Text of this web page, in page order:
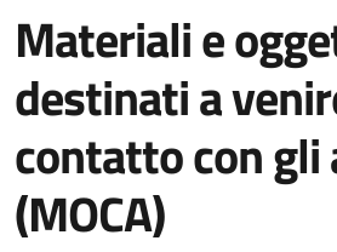
Materiali e
destinati a
contatto con
(MOCA)